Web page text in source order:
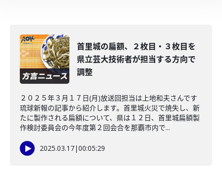
首里城の扁額、２枚目・３枚目を
県立芸大技術者が担当する方向で
調整
２０２５年３月１７日(月)放送回担当は上地和夫さんです
琉球新報の記事から紹介します。首里城火災で焼失し、新
たに製作される扁額について、県は１２日、首里城扁額製
作検討委員会の今年度第２回会合を那覇市内で...
2025.03.17|00:05:29